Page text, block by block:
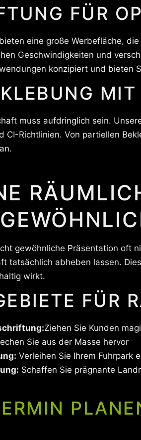
FÜR
eine große Werbefläche,
Geschwindigkeiten und
konzipiert und bieten
MIT
muss aufdringlich sein.
CI-Richtlinien. Von partiellen
gewöhnliche Präsentation oft
tatsächlich abheben lassen.
wirkt.
FÜR
Ziehen Sie Kunden
Sie aus der Masse hervor
Verleihen Sie Ihrem Fuhrpark
Schaffen Sie prägnante